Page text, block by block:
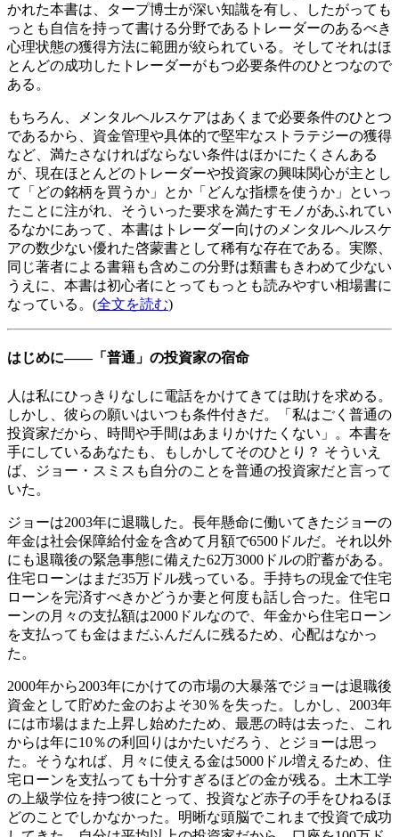
かれた本書は、タープ博士が深い知識を有し、したがっても
っとも自信を持って書ける分野であるトレーダーのあるべき
心理状態の獲得方法に範囲が絞られている。そしてそれはほ
とんどの成功したトレーダーがもつ必要条件のひとつなので
ある。
もちろん、メンタルヘルスケアはあくまで必要条件のひとつ
であるから、資金管理や具体的で堅牢なストラテジーの獲得
など、満たさなければならない条件はほかにたくさんある
が、現在ほとんどのトレーダーや投資家の興味関心が主とし
て「どの銘柄を買うか」とか「どんな指標を使うか」といっ
たことに注がれ、そういった要求を満たすモノがあふれてい
るなかにあって、本書はトレーダー向けのメンタルヘルスケ
アの数少ない優れた啓蒙書として稀有な存在である。実際、
同じ著者による書籍も含めこの分野は類書もきわめて少ない
うえに、本書は初心者にとってもっとも読みやすい相場書に
なっている。(全文を読む)
はじめに――「普通」の投資家の宿命
人は私にひっきりなしに電話をかけてきては助けを求める。
しかし、彼らの願いはいつも条件付きだ。「私はごく普通の
投資家だから、時間や手間はあまりかけたくない」。本書を
手にしているあなたも、もしかしてそのひとり？ そういえ
ば、ジョー・スミスも自分のことを普通の投資家だと言って
いた。
ジョーは2003年に退職した。長年懸命に働いてきたジョーの
年金は社会保障給付金を含めて月額で6500ドルだ。それ以外
にも退職後の緊急事態に備えた62万3000ドルの貯蓄がある。
住宅ローンはまだ35万ドル残っている。手持ちの現金で住宅
ローンを完済すべきかどうか妻と何度も話し合った。住宅ロ
ーンの月々の支払額は2000ドルなので、年金から住宅ローン
を支払っても金はまだふんだんに残るため、心配はなかっ
た。
2000年から2003年にかけての市場の大暴落でジョーは退職後
資金として貯めた金のおよそ30％を失った。しかし、2003年
には市場はまた上昇し始めたため、最悪の時は去った、これ
からは年に10％の利回りはかたいだろう、とジョーは思っ
た。そうなれば、月々に使える金は5000ドル増えるため、住
宅ローンを支払っても十分すぎるほどの金が残る。土木工学
の上級学位を持つ彼にとって、投資など赤子の手をひねるほ
どのことでしかなかった。明晰な頭脳でこれまで投資で成功